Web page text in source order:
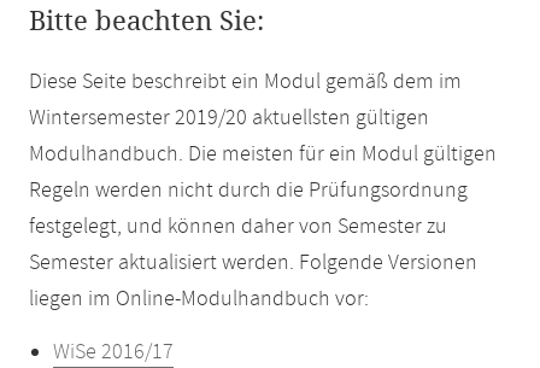
Bitte beachten Sie:
Diese Seite beschreibt ein Modul gemäß dem im
Wintersemester 2019/20 aktuellsten gültigen
Modulhandbuch. Die meisten für ein Modul gültigen
Regeln werden nicht durch die Prüfungsordnung
festgelegt, und können daher von Semester zu
Semester aktualisiert werden. Folgende Versionen
liegen im Online-Modulhandbuch vor:
WiSe 2016/17